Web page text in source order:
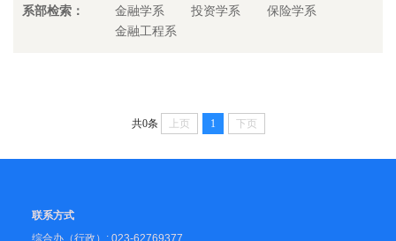
系部检索： 金融学系 投资学系
保险学系
金融工程系
共0条 上页 1 下页
联系方式